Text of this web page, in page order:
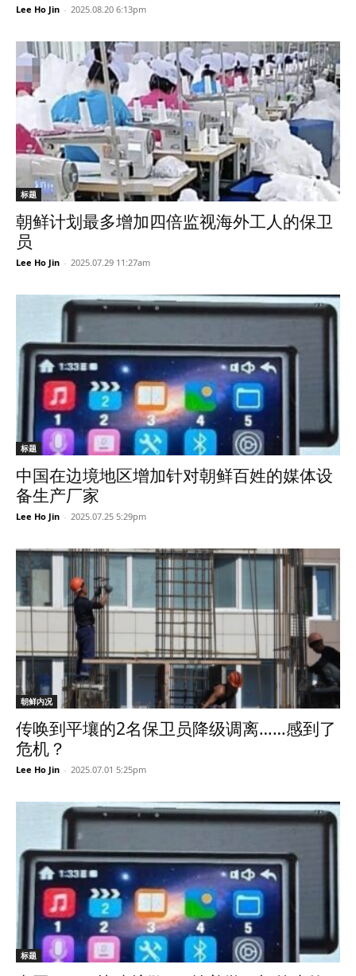
Lee Ho Jin - 2025.08.20 6:13pm
标题
朝鲜计划最多增加四倍监视海外工人的保卫
员
Lee Ho Jin - 2025.07.29 11:27am
标题
中国在边境地区增加针对朝鲜百姓的媒体设
备生产厂家
Lee Ho Jin - 2025.07.25 5:29pm
朝鲜内况
传唤到平壤的2名保卫员降级调离……感到了
危机？
Lee Ho Jin - 2025.07.01 5:25pm
标题